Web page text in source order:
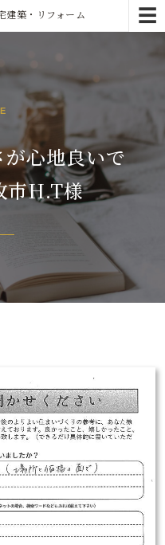
☰
建築・リフォーム
が心地良いで
H.T様